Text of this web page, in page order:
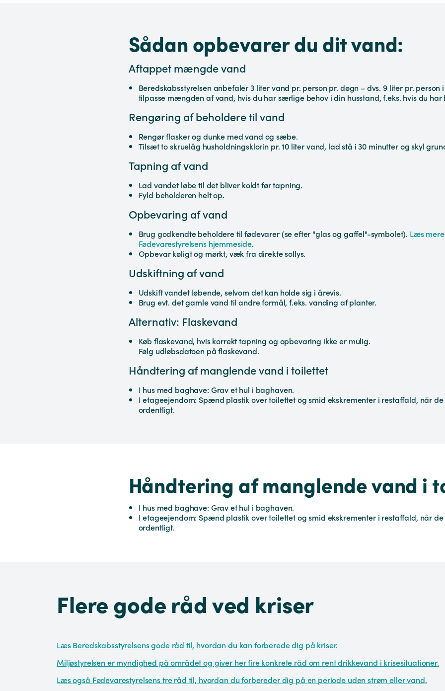
Sådan opbevarer du dit vand:
Aftappet mængde vand
Beredskabsstyrelsen anbefaler 3 liter vand pr. person pr. døgn – dvs. 9 liter pr. person
tilpasse mængden af vand, hvis du har særlige behov i din husstand, f.eks. hvis du har
Rengøring af beholdere til vand
Rengør flasker og dunke med vand og sæbe.
Tilsæt to skruelåg husholdningsklorin pr. 10 liter vand, lad stå i 30 minutter og skyl
Tapning af vand
Lad vandet løbe til det bliver koldt før tapning.
Fyld beholderen helt op.
Opbevaring af vand
Brug godkendte beholdere til fødevarer (se efter "glas og gaffel"-symbolet). Læs
Fødevarestyrelsens hjemmeside.
Opbevar køligt og mørkt, væk fra direkte sollys.
Udskiftning af vand
Udskift vandet løbende, selvom det kan holde sig i årevis.
Brug evt. det gamle vand til andre formål, f.eks. vanding af planter.
Alternativ: Flaskevand
Køb flaskevand, hvis korrekt tapning og opbevaring ikke er mulig.
Følg udløbsdatoen på flaskevand.
Håndtering af manglende vand i toilettet
I hus med baghave: Grav et hul i baghaven.
I etageejendom: Spænd plastik over toilettet og smid ekskrementer i restaffald, når
ordentligt.
Håndtering af manglende vand i
I hus med baghave: Grav et hul i baghaven.
I etageejendom: Spænd plastik over toilettet og smid ekskrementer i restaffald, når
ordentligt.
Flere gode råd ved kriser
Læs Beredskabsstyrelsens gode råd til, hvordan du kan forberede dig på kriser.
Miljøstyrelsen er myndighed på området og giver her fire konkrete råd om rent drikkevand i krisesituationer.
Læs også Fødevarestyrelsens tre råd til, hvordan du forbereder dig på en periode uden strøm eller vand.